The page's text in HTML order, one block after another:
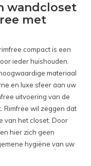
wandcloset
met
compact is een
ieder huishouden.
materiaal
en luxe sfeer aan uw
uitvoering van de
Rimfree wil zeggen dat
van het closet. Door
hier zich geen
hygiëne van uw